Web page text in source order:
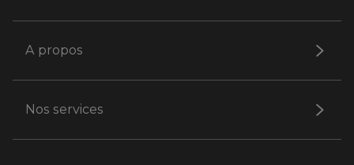
A propos
Nos services